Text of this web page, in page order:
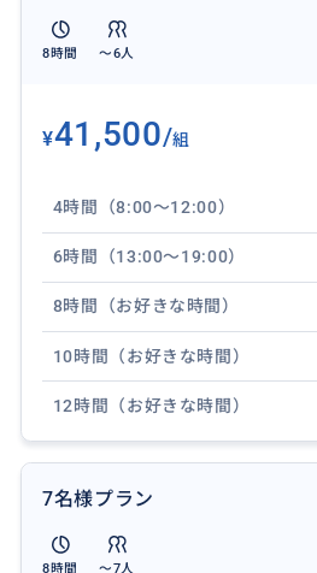
パーのコスコやサムズクラブへ
8時間 〜6人
¥41,500/組
4時間（8:00〜12:00）
6時間（13:00〜19:00）
8時間（お好きな時間）
10時間（お好きな時間）
12時間（お好きな時間）
7名様プラン
8時間 〜7人